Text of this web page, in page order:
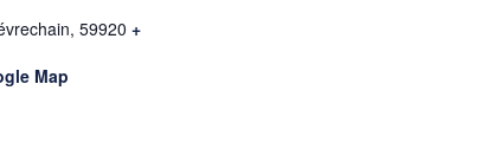
, 59920 +
Map